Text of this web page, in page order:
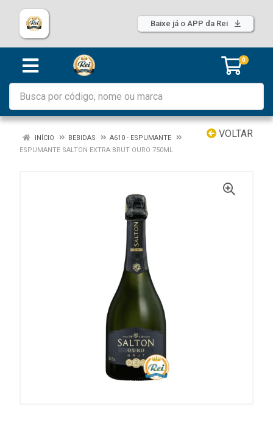
Baixe já o APP da Rei
0
VOLTAR
INÍCIO BEBIDAS
A610 - ESPUMANTE
ESPUMANTE SALTON EXTRA BRUT OURO 750ML